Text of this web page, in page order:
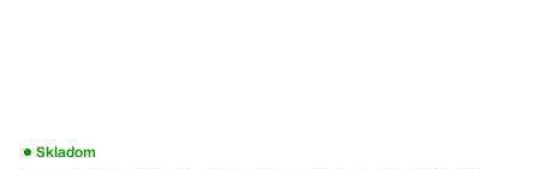
Skladom